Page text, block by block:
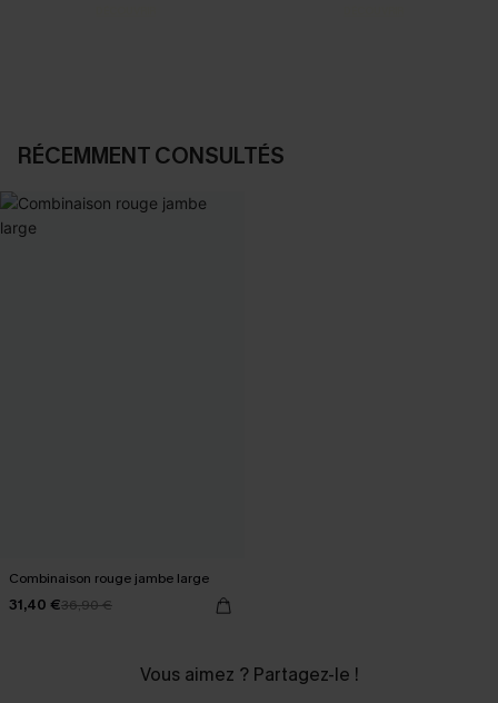
RÉCEMMENT CONSULTÉS
Combinaison rouge jambe large
31,40 €36,90 €
Vous aimez ? Partagez-le !